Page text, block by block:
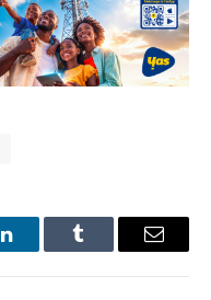
LinkedInTumblr Email